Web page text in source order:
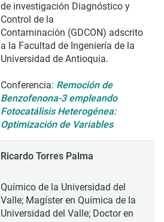
de investigación Diagnóstico y
Control de la
Contaminación (GDCON) adscrito
a la Facultad de Ingeniería de la
Universidad de Antioquia.
Conferencia: Remoción de
Benzofenona-3 empleando
Fotocatálisis Heterogénea:
Optimización de Variables
Ricardo Torres Palma
Químico de la Universidad del
Valle; Magíster en Química de la
Universidad del Valle; Doctor en